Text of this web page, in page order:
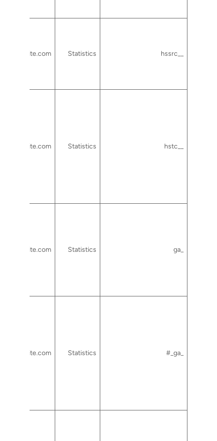
Statistics
rtcsuite.com
Statistics
rtcsuite.com
_ga
Statistics
rtcsuite.com
_ga_#
Statistics
rtcsuite.com